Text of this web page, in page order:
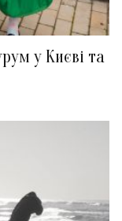
у Києві та